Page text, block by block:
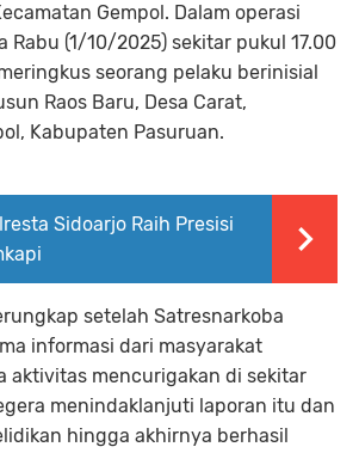
Gempol. Dalam operasi
Rabu (1/10/2025) sekitar pukul 17.00
seorang pelaku berinisial
Raos Baru, Desa Carat,
Kabupaten Pasuruan.
Sidoarjo Raih Presisi
setelah Satresnarkoba
informasi dari masyarakat
aktivitas mencurigakan di sekitar
menindaklanjuti laporan itu dan
hingga akhirnya berhasil